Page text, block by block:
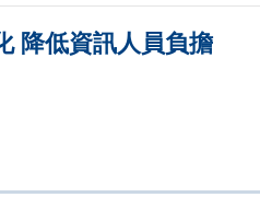
降低資訊人員負擔